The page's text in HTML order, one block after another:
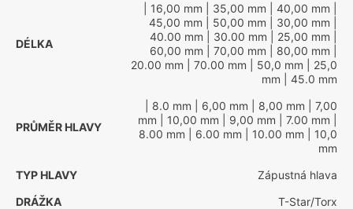
DÉLKA
| 16,00 mm | 35,00 mm | 40,00 mm
45,00 mm | 50,00 mm | 30,00 mm
40.00 mm | 30.00 mm | 25,00 mm
60,00 mm | 70,00 mm | 80,00 mm
20.00 mm | 70.00 mm | 50,0 mm | 25,0
mm | 45.0 mm
PRŮMĚR HLAVY
| 8.0 mm | 6,00 mm | 8,00 mm | 7,00
mm | 10,00 mm | 9,00 mm | 7.00 mm
8.00 mm | 6.00 mm | 10.00 mm | 10,0
mm
TYP HLAVY
Zápustná hlava
DRÁŽKA
T-Star/Torx